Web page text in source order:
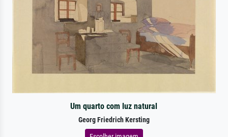
Um quarto com luz natural
Georg Friedrich Kersting